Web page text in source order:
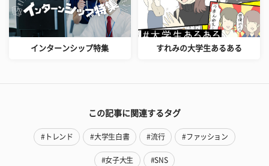
インターンシップ特集 すれみの大学生あるある
この記事に関連するタグ
#トレンド #大学生白書 #流行 #ファッション
#女子大生 #SNS